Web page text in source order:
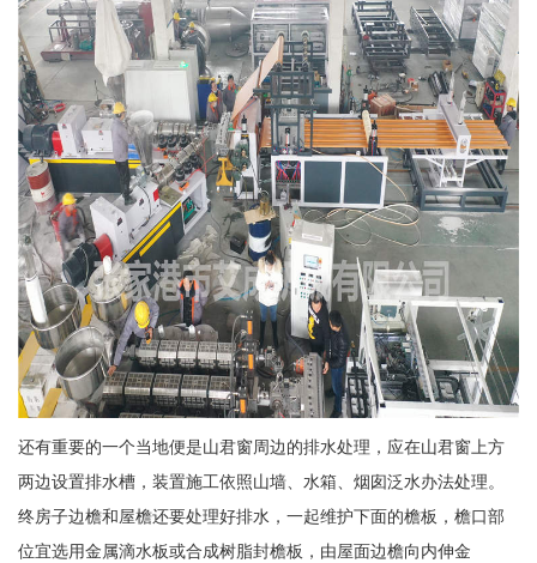
还有重要的一个当地便是山君窗周边的排水处理，应在山君窗上方
两边设置排水槽，装置施工依照山墙、水箱、烟囱泛水办法处理。
终房子边檐和屋檐还要处理好排水，一起维护下面的檐板，檐口部
位宜选用金属滴水板或合成树脂封檐板，由屋面边檐向内伸金